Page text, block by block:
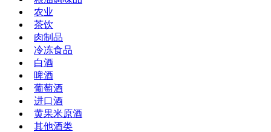
农业
茶饮
肉制品
冷冻食品
白酒
啤酒
葡萄酒
进口酒
黄果米原酒
其他酒类